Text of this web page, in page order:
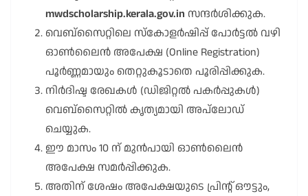
mwdscholarship.kerala.gov.in സന്ദർശിക്കുക.
വെബ്സൈറ്റിലെ സ്കോളർഷിപ്പ് പോർട്ടൽ വഴി
ഓൺലൈൻ അപേക്ഷ (Online Registration)
പൂർണ്ണമായും തെറ്റുകൂടാതെ പൂരിപ്പിക്കുക.
നിർദിഷ്ട രേഖകൾ (ഡിജിറ്റൽ പകർപ്പുകൾ)
വെബ്സൈറ്റിൽ കൃത്യമായി അപ്‌ലോഡ്
ചെയ്യുക.
ഈ മാസം 10 ന് മുൻപായി ഓൺലൈൻ
അപേക്ഷ സമർപ്പിക്കുക.
അതിന് ശേഷം അപേക്ഷയുടെ പ്രിന്റ് ഔട്ടും,